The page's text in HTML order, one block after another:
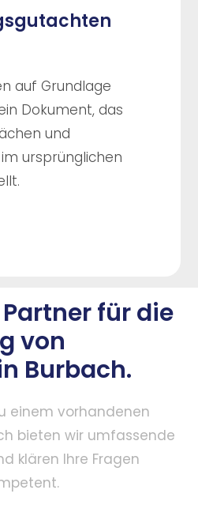
auf Grundlage
Dokument, das
und
ursprünglichen
für die
von
Burbach.
einem vorhandenen
bieten wir umfassende
klären Ihre Fragen